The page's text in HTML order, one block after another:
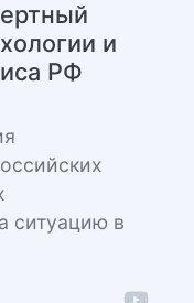
и
РФ
ситуацию в